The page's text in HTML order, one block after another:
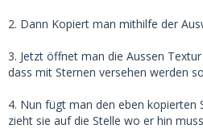
2. Dann Kopiert man mithilfe der
3. Jetzt öffnet man die Aussen
dass mit Sternen versehen werden
4. Nun fügt man den eben kopierten
zieht sie auf die Stelle wo er hin